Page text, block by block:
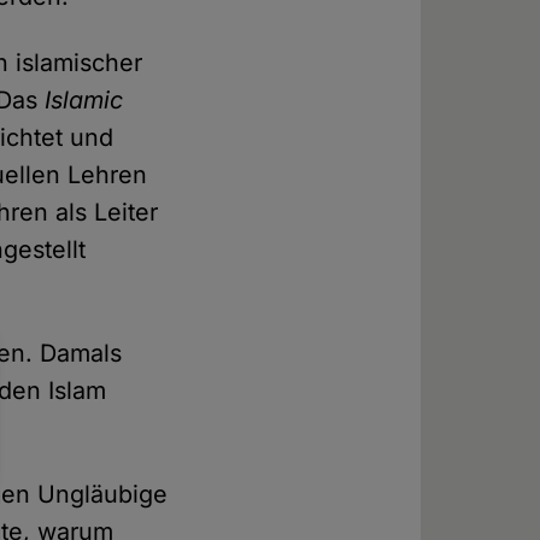
islamischer
Islamic
und
Lehren
als Leiter
Damals
Islam
Ungläubige
warum